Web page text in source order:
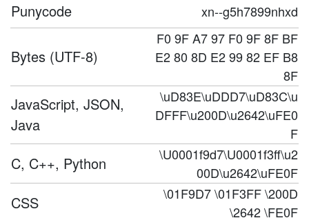
Punycode xn--g5h7899nhxd
Bytes (UTF-8)
F0 9F A7 97 F0 9F 8F BF
E2 80 8D E2 99 82 EF B8
8F
JavaScript, JSON,
Java
\uD83E\uDDD7\uD83C\u
DFFF\u200D\u2642\uFE0
F
C, C++, Python
\U0001f9d7\U0001f3ff\u2
00D\u2642\uFE0F
CSS
\01F9D7 \01F3FF \200D
\2642 \FE0F